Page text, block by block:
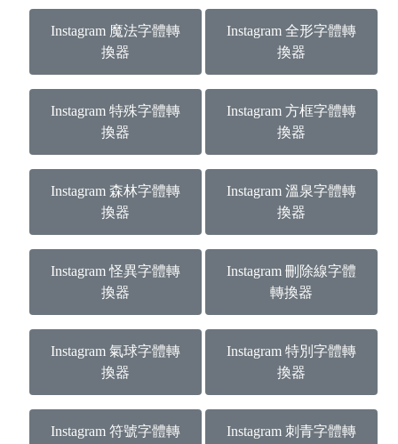
Instagram 魔法字體轉
換器
Instagram 全形字體轉
換器
Instagram 特殊字體轉
換器
Instagram 方框字體轉
換器
Instagram 森林字體轉
換器
Instagram 溫泉字體轉
換器
Instagram 怪異字體轉
換器
Instagram 刪除線字體
轉換器
Instagram 氣球字體轉
換器
Instagram 特別字體轉
換器
Instagram 符號字體轉
Instagram 刺青字體轉